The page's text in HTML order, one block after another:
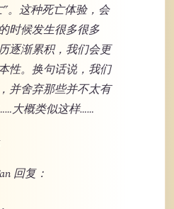
。这种死亡体验，会
时候发生很多很多
逐渐累积，我们会更
性。换句话说，我们
并舍弃那些并不太有
大概类似这样……
回复：